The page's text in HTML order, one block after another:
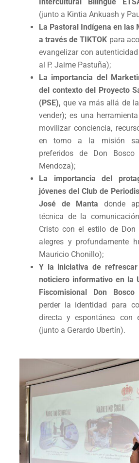
(junto a Kintia Ankuash y
La Pastoral Indígena en las
a través de TIKTOK para
evangelizar con
al P. Jaime Pastuña);
La importancia del
del contexto del Proyecto
(PSE), que va más allá de
vender); es una
movilizar conciencia,
en torno a la misión
preferidos de Don
Mendoza);
La importancia del
jóvenes del Club de
José de Manta donde
técnica de la
Cristo con el estilo de Don
alegres y profundamente
Mauricio Chonillo);
Y la iniciativa de
noticiero informativo en la
Fiscomisional Don
perder la identidad para
directa y espontánea con
(junto a Gerardo Ubertín).